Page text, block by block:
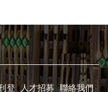
登 人才招募 聯絡我們